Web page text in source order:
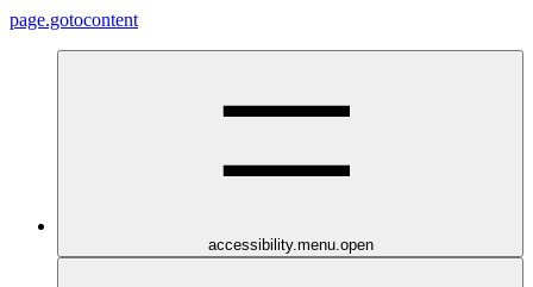
page.gotocontent
accessibility.menu.open